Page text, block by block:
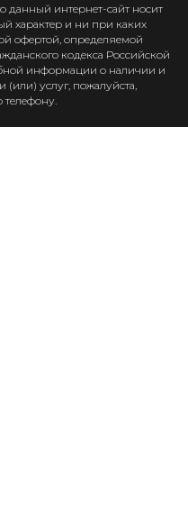
данный интернет-сайт носит
характер и ни при каких
офертой, определяемой
кодекса Российской
информации о наличии и
(или) услуг, пожалуйста,